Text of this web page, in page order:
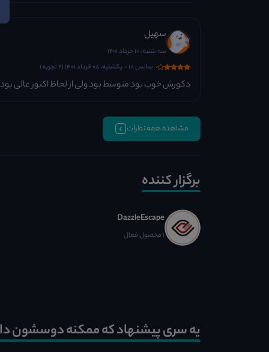
سهیل
سه شنبه، 10 خرداد 1401
سانس 18 - یکشنبه، 08 خرداد 1401 (2 تجربه)
دکورش خوب بود متوسط بود ولی از لحاظ اکتور عالی
مشاهده همه نظرات
برگزار کننده
DazzleEscape
1 محصول فعال
یه سری پیشنهاد که ممکنه دوسشون